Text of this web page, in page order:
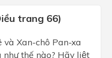
trang 66)
Xan-chô Pan-xa
thế nào? Hãy liệt